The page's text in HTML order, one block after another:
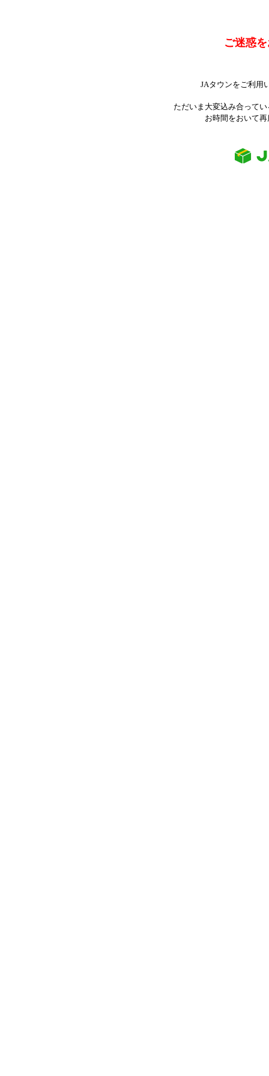
ご迷惑
JAタウンをご利用
ただいま大変込み合って
お時間をおいて